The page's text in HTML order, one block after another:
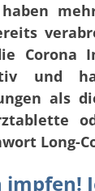
haben
Corona
und
als
Long-
impfen!